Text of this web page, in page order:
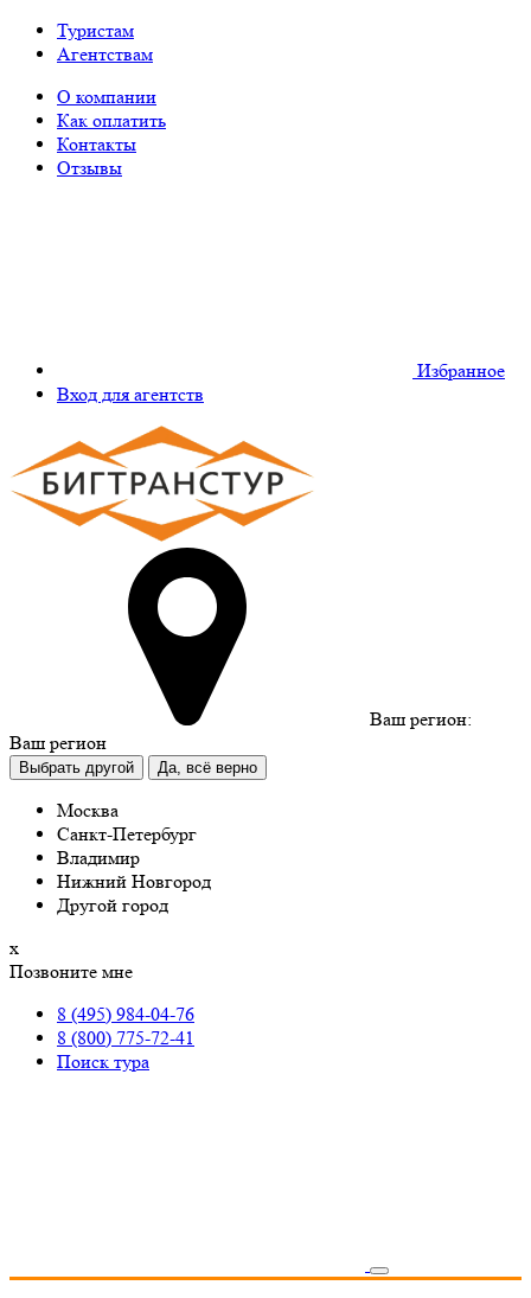
Туристам
Агентствам
О компании
Как оплатить
Контакты
Отзывы
Избранное
Вход для агентств
Ваш регион:
Ваш регион
Выбрать другой Да, всё верно
Москва
Санкт-Петербург
Владимир
Нижний Новгород
Другой город
х
Позвоните мне
8 (495) 984-04-76
8 (800) 775-72-41
Поиск тура